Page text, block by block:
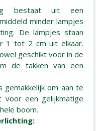
bestaat uit een
minder lampjes
De lampjes staan
1 tot 2 cm uit elkaar.
geschikt voor in de
de takken van een
gemakkelijk om aan te
voor een gelijkmatige
boom.